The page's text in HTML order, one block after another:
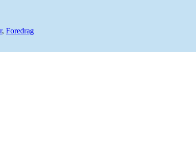
, Foredrag